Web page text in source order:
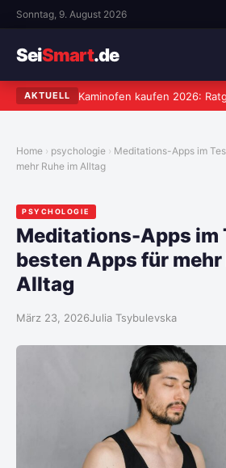
Sonntag, 9. August 2026
SeiSmart.de
AKTUELL
Home psychologie
Meditations-Apps im
mehr Ruhe im Alltag
PSYCHOLOGIE
Meditations-Apps im
besten Apps für mehr
Alltag
März 23, 2026Julia Tsybulevska